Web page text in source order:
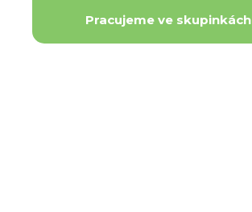
Pracujeme ve skupinkách